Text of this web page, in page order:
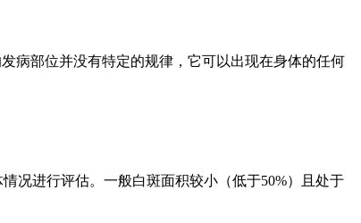
病部位并没有特定的规律，它可以出现在身体的任何
况进行评估。一般白斑面积较小（低于50%）且处于